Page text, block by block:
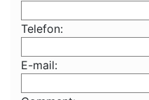
Telefon:
E-mail: